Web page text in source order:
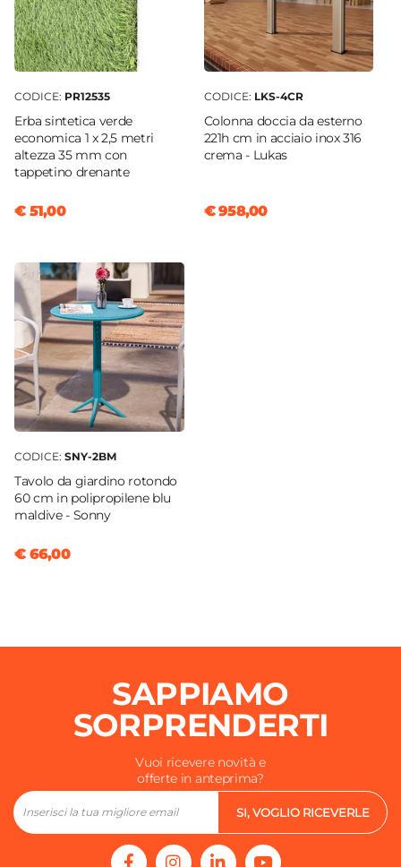
CODICE: PR12535
Erba sintetica verde
economica 1 x 2,5 metri
altezza 35 mm con
tappetino drenante
€ 51,00
CODICE: LKS-4CR
Colonna doccia da esterno
221h cm in acciaio inox 316
crema - Lukas
€ 958,00
CODICE: SNY-2BM
Tavolo da giardino rotondo
60 cm in polipropilene blu
maldive - Sonny
€ 66,00
SAPPIAMO
SORPRENDERTI
Vuoi ricevere novità e
offerte in anteprima?
SI, VOGLIO RICEVERLE